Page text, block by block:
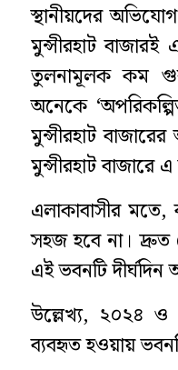
স্থানীয়দের
মুন্সীরহাট
তুলনামূলক কম
অনেকে
মুন্সীরহাট
মুন্সীরহাট বাজারে
এলাকাবাসীর
সহজ হবে না। দ্রুত
এই ভবনটি
উল্লেখ্য, ২০২৪ ও
ব্যবহৃত হওয়ায়